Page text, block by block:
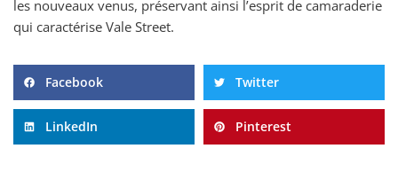
les nouveaux venus, préservant ainsi l’esprit de camaraderie
qui caractérise Vale Street.
Facebook Twitter
LinkedIn Pinterest